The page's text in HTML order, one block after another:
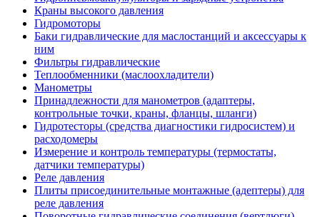
Краны высокого давления
Гидромоторы
Баки гидравлические для маслостанций и аксессуары к
ним
Фильтры гидравлические
Теплообменники (маслоохладители)
Манометры
Принадлежности для манометров (адаптеры,
контрольные точки, краны, фланцы, шланги)
Гидротесторы (средства диагностики гидросистем) и
расходомеры
Измерение и контроль температуры (термостаты,
датчики температуры)
Реле давления
Плиты присоединительные монтажные (адептеры) для
реле давления